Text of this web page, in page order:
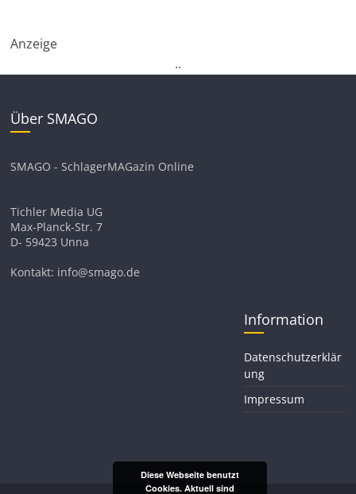
Anzeige
..
Über SMAGO
SMAGO - SchlagerMAGazin Online
Tichler Media UG
Max-Planck-Str. 7
D- 59423 Unna
Kontakt: info@smago.de
Information
Datenschutzerklär
ung
Impressum
Diese Webseite benutzt
Cookies. Aktuell sind